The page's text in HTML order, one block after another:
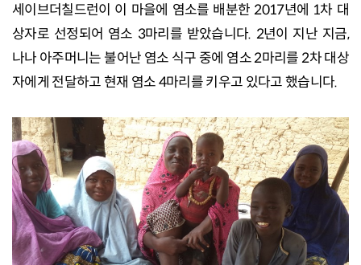
세이브더칠드런이 이 마을에 염소를 배분한 2017년에 1차 대
상자로 선정되어 염소 3마리를 받았습니다. 2년이 지난 지금,
나나 아주머니는 불어난 염소 식구 중에 염소 2마리를 2차 대상
자에게 전달하고 현재 염소 4마리를 키우고 있다고 했습니다.